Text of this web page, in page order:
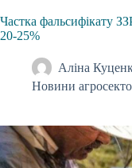
Частка фальсифікату
20-25%
Аліна
Новини